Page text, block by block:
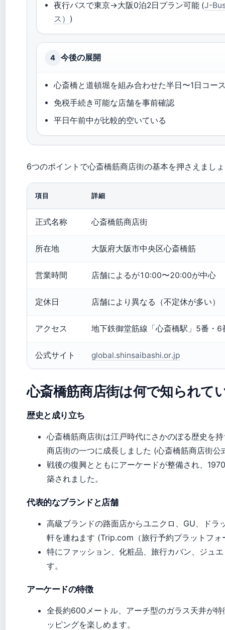
夜行バスで東京→大阪0泊2日プラン可能 (J-
ス） )
4 今後の展開
心斎橋と道頓堀を組み合わせた半日〜1日コー
免税手続き可能な店舗を事前確認
平日午前中が比較的空いている
6つのポイントで心斎橋筋商店街の基本を押さえまし
項目 詳細
正式名称 心斎橋筋商店街
所在地 大阪府大阪市中央区心斎橋筋
営業時間 店舗によるが10:00〜20:00が中心
定休日 店舗により異なる（不定休が多い）
アクセス 地下鉄御堂筋線「心斎橋駅」5番・6
公式サイト global.shinsaibashi.or.jp
心斎橋筋商店街は何で知られて
歴史と成り立ち
心斎橋筋商店街は江戸時代にさかのぼる歴史を
商店街の一つに成長しました (心斎橋筋商店街公
戦後の復興とともにアーケードが整備され、
築されました。
代表的なブランドと店舗
高級ブランドの路面店からユニクロ、GU、ドラ
軒を連ねます (Trip.com（旅行予約プラットフォ
特にファッション、化粧品、旅行カバン、ジュ
す。
アーケードの特徴
全長約600メートル、アーチ型のガラス天井が
ッピングを楽しめます。